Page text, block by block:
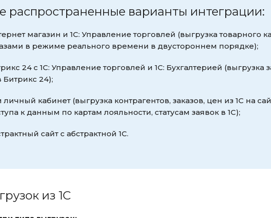
распространенные варианты интеграции:
магазин и 1С: Управление торговлей (выгрузка товарного
в режиме реального времени в двустороннем порядке);
24 с 1С: Управление торговлей и 1С: Бухгалтерией (выгрузка
Битрикс 24);
личный кабинет (выгрузка контрагентов, заказов, цен из 1С на
к данным по картам лояльности, статусам заявок в 1С);
сайт с абстрактной 1С.
из 1С